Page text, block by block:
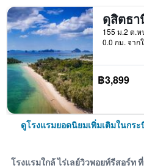
0.0 กม. จาก
฿3,899
ดูโรงแรมยอดนิยมเพิ่มเติมในกระ
โรงแรมใกล้ ไร่เลย์วิวพอยท์รีสอร์ท